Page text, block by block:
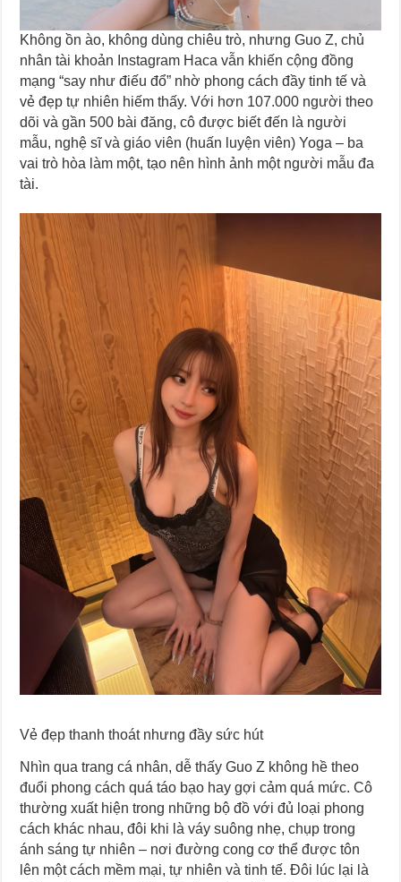
Không ồn ào, không dùng chiêu trò, nhưng Guo Z, chủ
nhân tài khoản Instagram Haca vẫn khiến cộng đồng
mạng “say như điếu đổ” nhờ phong cách đầy tinh tế và
vẻ đẹp tự nhiên hiếm thấy. Với hơn 107.000 người theo
dõi và gần 500 bài đăng, cô được biết đến là người
mẫu, nghệ sĩ và giáo viên (huấn luyện viên) Yoga – ba
vai trò hòa làm một, tạo nên hình ảnh một người mẫu đa
tài.
Vẻ đẹp thanh thoát nhưng đầy sức hút
Nhìn qua trang cá nhân, dễ thấy Guo Z không hề theo
đuổi phong cách quá táo bạo hay gợi cảm quá mức. Cô
thường xuất hiện trong những bộ đồ với đủ loại phong
cách khác nhau, đôi khi là váy suông nhẹ, chụp trong
ánh sáng tự nhiên – nơi đường cong cơ thể được tôn
lên một cách mềm mại, tự nhiên và tinh tế. Đôi lúc lại là